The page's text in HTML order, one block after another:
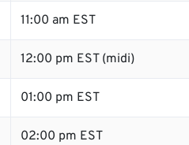
11:00 am EST
12:00 pm EST (midi)
01:00 pm EST
02:00 pm EST